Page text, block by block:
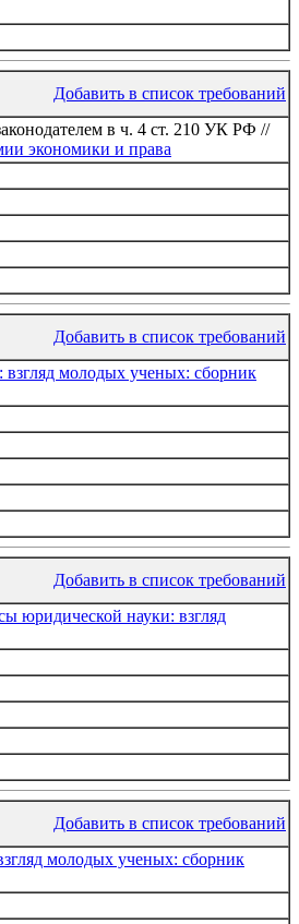
Добавить в список требований
в ч. 4 ст. 210 УК РФ //
экономики и права
Добавить в список требований
молодых ученых: сборник
Добавить в список требований
юридической науки: взгляд
Добавить в список требований
молодых ученых: сборник